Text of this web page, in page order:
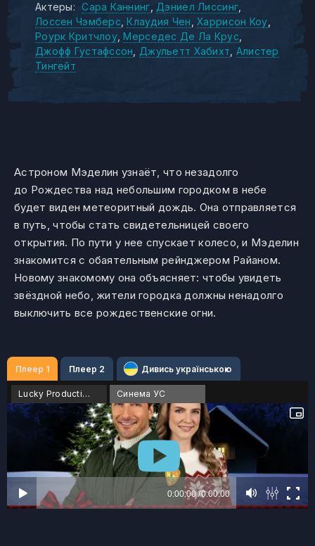
Актеры:
Сара Каннинг Дэниел Лиссинг
Лоссен Чэмберс Клаудия Чен Харрисон Коу
Роурк Критчлоу Мерседес Де Ла Крус
Джофф Густафссон
Джульетт Хабихт Алистер
Тингейт
Астроном Мэделин узнаёт, что незадолго
до Рождества над небольшим городком в небе
будет виден метеоритный дождь. Она отправляется
в путь, чтобы стать свидетельницей своего
открытия. По пути у нее спускает колесо, и Мэделин
знакомится с обаятельным рейнджером Райаном.
Новому знакомому она объясняет: чтобы увидеть
звёздной небо, жители городка должны ненадолго
выключить все рождественские огни.
Плеер 1 Плеер 2 Дивись українською
Lucky Production Синема УС